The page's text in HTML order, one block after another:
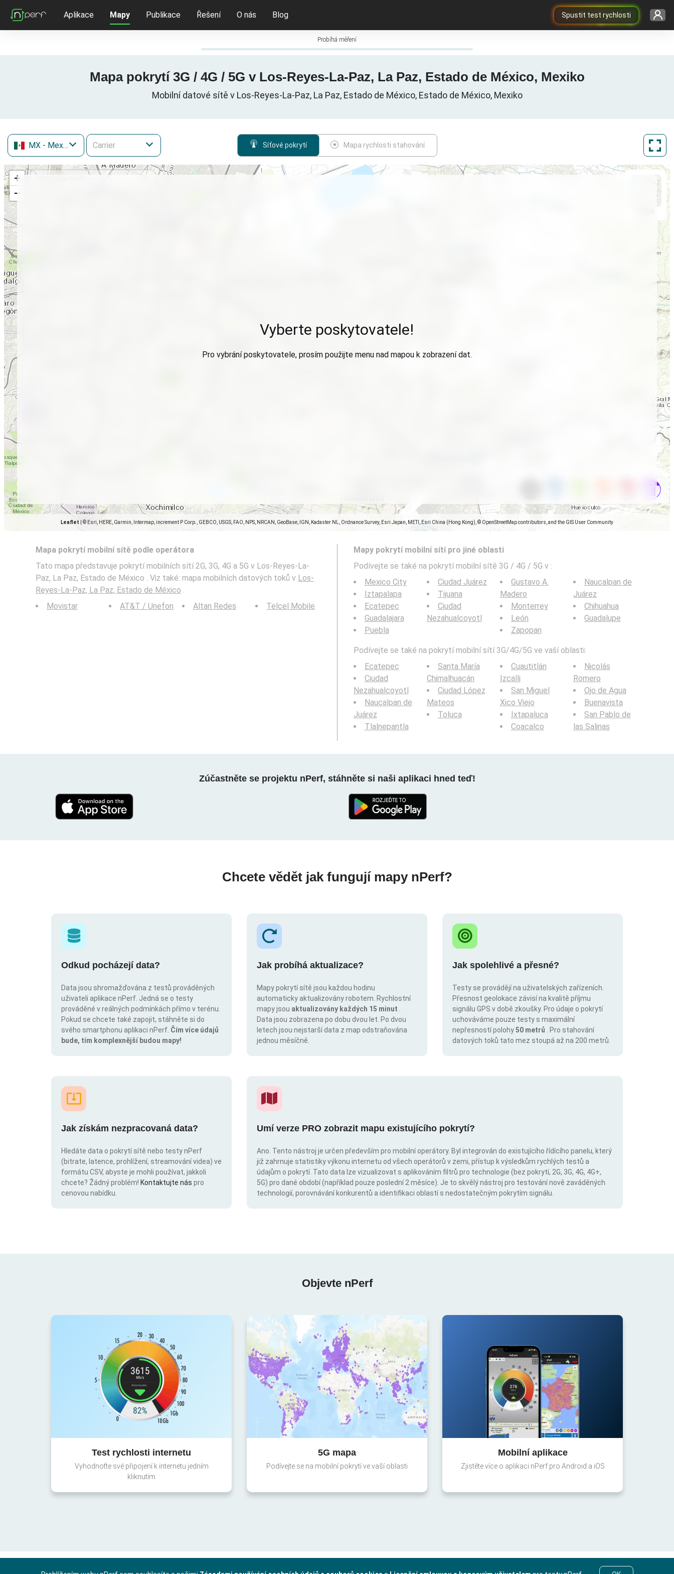
Spustit test rychlosti
Aplikace Mapy Publikace Řešení O nás Blog
Probíhá měření
Mapa pokrytí 3G / 4G / 5G v Los-Reyes-La-Paz, La Paz, Estado de México, Mexiko
Mobilní datové sítě v Los-Reyes-La-Paz, La Paz, Estado de México, Estado de México, Mexiko
MX - Mexiko Síťové pokrytí Mapa rychlosti stahování
+
−
Leaflet © Esri, HERE, Garmin, Intermap, increment P Corp., GEBCO, USGS, FAO, NPS, NRCAN, GeoBase, IGN, Kadaster NL, Ordnance Survey, Esri Japan, METI, Esri China (Hong Kong), © OpenStreetMap contributors, and the GIS User Community
Vyberte poskytovatele!
Pro vybrání poskytovatele, prosím použijte menu nad mapou k zobrazení dat.
Mapa pokrytí mobilní sítě podle operátora
Tato mapa představuje pokrytí mobilních sítí 2G, 3G, 4G a 5G v Los-Reyes-La-
Paz, La Paz, Estado de México . Viz také: mapa mobilních datových toků v Los-
Reyes-La-Paz, La Paz, Estado de México .
Movistar
AT&T / Unefon Altan Redes Telcel Mobile
Mapy pokrytí mobilní sítí pro jiné oblasti
Podívejte se také na pokrytí mobilní sítě 3G / 4G / 5G v :
Mexico City
Iztapalapa
Ecatepec
Guadalajara
Puebla
Ciudad Juárez
Tijuana
Ciudad
Nezahualcoyotl
Gustavo A.
Madero
Monterrey
León
Zapopan
Naucalpan de
Juárez
Chihuahua
Guadalupe
Podívejte se také na pokrytí mobilní sítí 3G/4G/5G ve vaší oblasti:
Ecatepec
Ciudad
Nezahualcoyotl
Naucalpan de
Juárez
Tlalnepantla
Santa María
Chimalhuacán
Ciudad López
Mateos
Toluca
Cuautitlán
Izcalli
San Miguel
Xico Viejo
Ixtapaluca
Coacalco
Nicolás
Romero
Ojo de Agua
Buenavista
San Pablo de
las Salinas
Zúčastněte se projektu nPerf, stáhněte si naši aplikaci hned teď!
Chcete vědět jak fungují mapy nPerf?
Odkud pocházejí data?
Data jsou shromažďována z testů prováděných
uživateli aplikace nPerf. Jedná se o testy
prováděné v reálných podmínkách přímo v terénu.
Pokud se chcete také zapojit, stáhněte si do
svého smartphonu aplikaci nPerf. Čím více údajů
bude, tím komplexnější budou mapy!
Jak probíhá aktualizace?
Mapy pokrytí sítě jsou každou hodinu
automaticky aktualizovány robotem. Rychlostní
mapy jsou aktualizovány každých 15 minut
Data jsou zobrazena po dobu dvou let. Po dvou
letech jsou nejstarší data z map odstraňována
jednou měsíčně.
Jak spolehlivé a přesné?
Testy se provádějí na uživatelských zařízeních.
Přesnost geolokace závisí na kvalitě příjmu
signálu GPS v době zkoušky. Pro údaje o pokrytí
uchováváme pouze testy s maximální
nepřesností polohy50 metrů
. Pro stahování
datových toků tato mez stoupá až na 200 metrů.
Jak získám nezpracovaná data?
Hledáte data o pokrytí sítě nebo testy nPerf
(bitrate, latence, prohlížení, streamování videa) ve
formátu CSV, abyste je mohli používat, jakkoli
chcete? Žádný problém! Kontaktujte nás pro
cenovou nabídku.
Umí verze PRO zobrazit mapu existujícího pokrytí?
Ano. Tento nástroj je určen především pro mobilní operátory. Byl integrován do existujícího řídícího panelu, který
již zahrnuje statistiky výkonu internetu od všech operátorů v zemi, přístup k výsledkům rychlých testů a
údajům o pokrytí. Tato data lze vizualizovat s aplikováním filtrů pro technologie (bez pokrytí, 2G, 3G, 4G, 4G+,
5G) pro dané období (například pouze poslední 2 měsíce). Je to skvělý nástroj pro testování nově zaváděných
technologií, porovnávání konkurentů a identifikaci oblastí s nedostatečným pokrytím signálu.
Objevte nPerf
Test rychlosti internetu
Vyhodnoťte své připojení k internetu jedním
kliknutím
5G mapa
Podívejte se na mobilní pokrytí ve vaší oblasti
Mobilní aplikace
Zjistěte více o aplikaci nPerf pro Android a iOS